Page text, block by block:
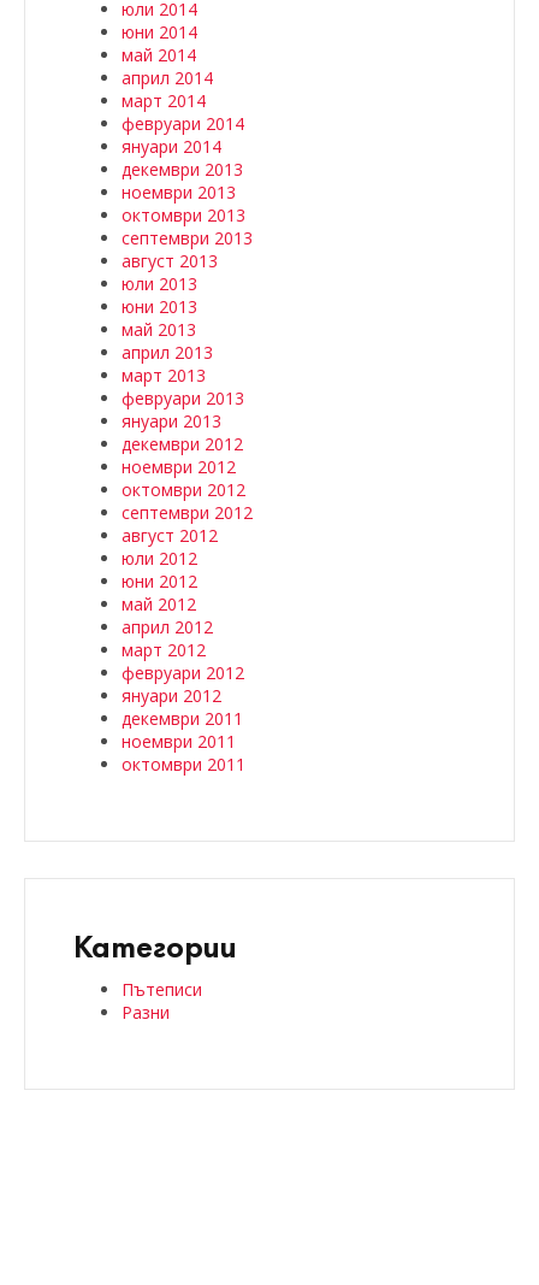
юли 2014
юни 2014
май 2014
април 2014
март 2014
февруари 2014
януари 2014
декември 2013
ноември 2013
октомври 2013
септември 2013
август 2013
юли 2013
юни 2013
май 2013
април 2013
март 2013
февруари 2013
януари 2013
декември 2012
ноември 2012
октомври 2012
септември 2012
август 2012
юли 2012
юни 2012
май 2012
април 2012
март 2012
февруари 2012
януари 2012
декември 2011
ноември 2011
октомври 2011
Категории
Пътеписи
Разни